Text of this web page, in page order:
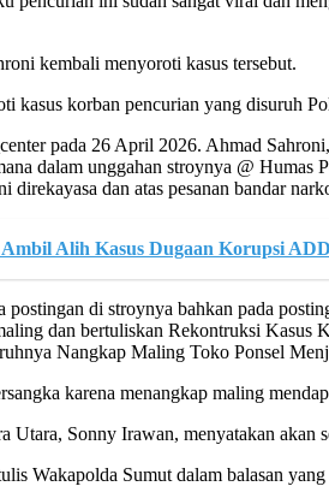
kembali menyoroti kasus tersebut.
korban pencurian yang disuruh
pada 26 April 2026. Ahmad
dalam unggahan stroynya @
dan atas pesanan bandar
Alih Kasus Dugaan Korupsi
di stroynya bahkan pada
dan bertuliskan Rekontruksi
Nangkap Maling Toko Ponsel
karena menangkap maling
Sonny Irawan, menyatakan akan
Wakapolda Sumut dalam balasan